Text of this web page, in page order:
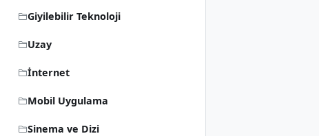
Giyilebilir Teknoloji
Uzay
İnternet
Mobil Uygulama
Sinema ve Dizi